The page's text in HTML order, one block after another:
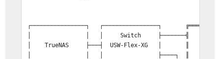
┌────────────────┐ ┌────────────────┐
│ │ │ Switch
│ TrueNAS ├───┤ USW-Flex-XG │ ║ Intel
│ │ │ ├────┐ ║ LAN: